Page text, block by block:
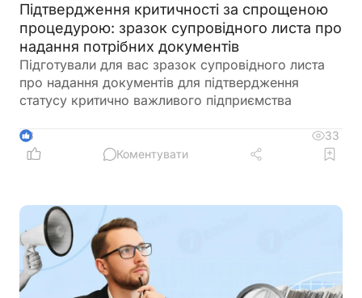
Підтвердження критичності за спрощеною
процедурою: зразок супровідного листа про
надання потрібних документів
Підготували для вас зразок супровідного листа
про надання документів для підтвердження
статусу критично важливого підприємства
3
33
Коментувати